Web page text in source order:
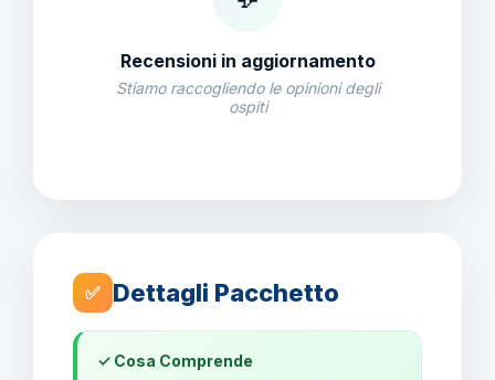
Recensioni in aggiornamento
Stiamo raccogliendo le opinioni degli
ospiti
✅ Dettagli Pacchetto
✓ Cosa Comprende